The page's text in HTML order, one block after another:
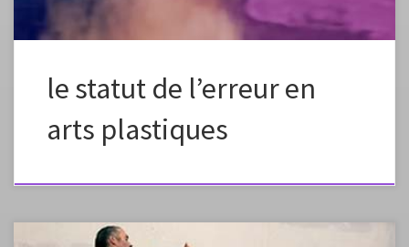
le statut de l’erreur en
arts plastiques